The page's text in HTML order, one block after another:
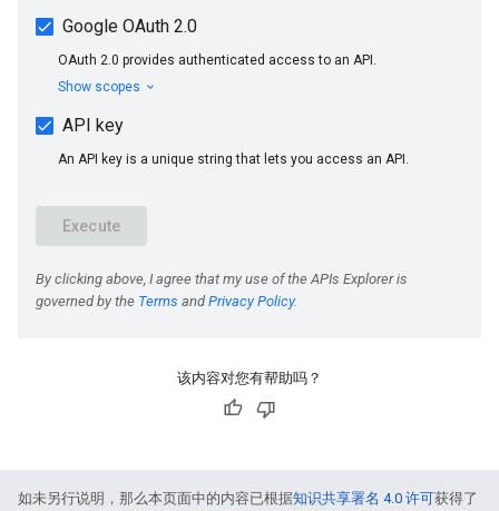
该内容对您有帮助吗？
如未另行说明，那么本页面中的内容已根据知识共享署名 4.0 许可获得了